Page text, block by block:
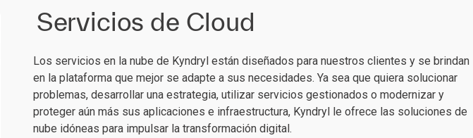
Servicios de Cloud
Los servicios en la nube de Kyndryl están diseñados para nuestros clientes y se brindan
en la plataforma que mejor se adapte a sus necesidades. Ya sea que quiera solucionar
problemas, desarrollar una estrategia, utilizar servicios gestionados o modernizar y
proteger aún más sus aplicaciones e infraestructura, Kyndryl le ofrece las soluciones de
nube idóneas para impulsar la transformación digital.